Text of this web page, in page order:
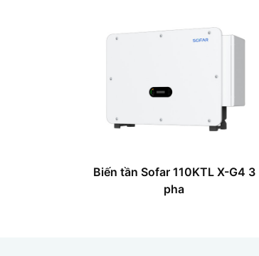
Biến tần Sofar 110KTL X-G4 3
pha